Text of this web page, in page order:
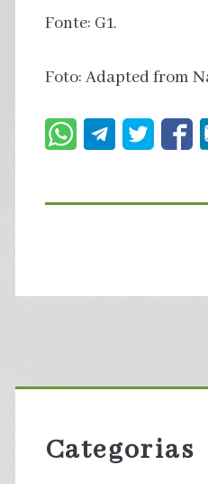
Fonte: G1.
Foto: Adapted from
Primary
Sidebar
Categorias